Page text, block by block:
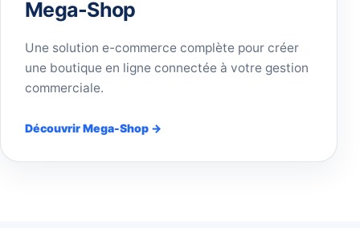
Mega-Shop
Une solution e-commerce complète pour créer
une boutique en ligne connectée à votre gestion
commerciale.
Découvrir Mega-Shop →